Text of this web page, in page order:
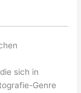
sich in
Genre